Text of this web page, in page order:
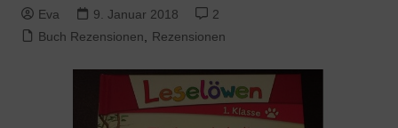
Eva 9. Januar 2018
2
Buch Rezensionen
Rezensionen